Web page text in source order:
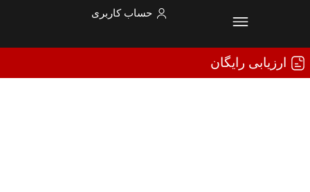
حساب کاربری
ارزیابی رایگان